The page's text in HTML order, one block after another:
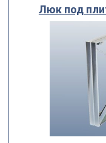
Люк под